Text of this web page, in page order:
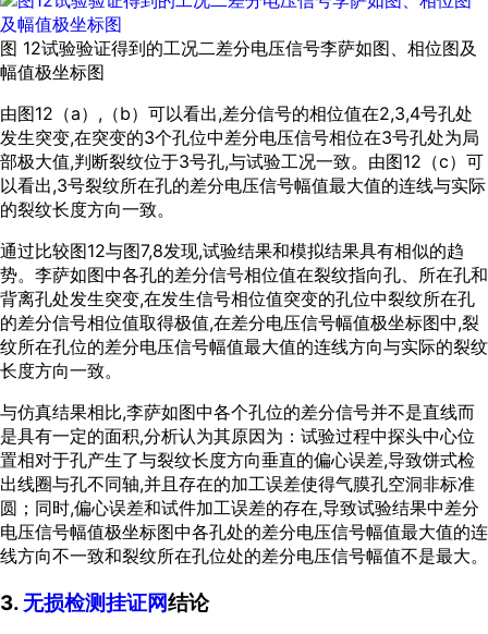
图 12试验验证得到的工况二差分电压信号李萨如图、相位图及
幅值极坐标图
由图12 （a）,（b）可以看出,差分信号的相位值在2,3,4号孔处
发生突变,在突变的3个孔位中差分电压信号相位在3号孔处为局
部极大值,判断裂纹位于3号孔,与试验工况一致。由图12 （c）可
以看出,3号裂纹所在孔的差分电压信号幅值最大值的连线与实际
的裂纹长度方向一致。
通过比较图12与图7,8发现,试验结果和模拟结果具有相似的趋
势。李萨如图中各孔的差分信号相位值在裂纹指向孔、所在孔和
背离孔处发生突变,在发生信号相位值突变的孔位中裂纹所在孔
的差分信号相位值取得极值,在差分电压信号幅值极坐标图中,裂
纹所在孔位的差分电压信号幅值最大值的连线方向与实际的裂纹
长度方向一致。
与仿真结果相比,李萨如图中各个孔位的差分信号并不是直线而
是具有一定的面积,分析认为其原因为：试验过程中探头中心位
置相对于孔产生了与裂纹长度方向垂直的偏心误差,导致饼式检
出线圈与孔不同轴,并且存在的加工误差使得气膜孔空洞非标准
圆；同时,偏心误差和试件加工误差的存在,导致试验结果中差分
电压信号幅值极坐标图中各孔处的差分电压信号幅值最大值的连
线方向不一致和裂纹所在孔位处的差分电压信号幅值不是最大。
3. 无损检测挂证网结论